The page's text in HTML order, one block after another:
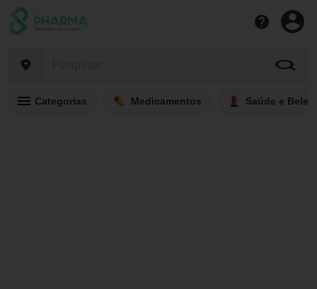
Categorias Medicamentos Saúde e